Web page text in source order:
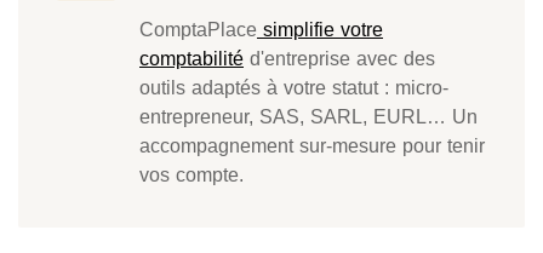
ComptaPlace simplifie votre
comptabilité d'entreprise avec des
outils adaptés à votre statut : micro-
entrepreneur, SAS, SARL, EURL… Un
accompagnement sur-mesure pour tenir
vos compte.